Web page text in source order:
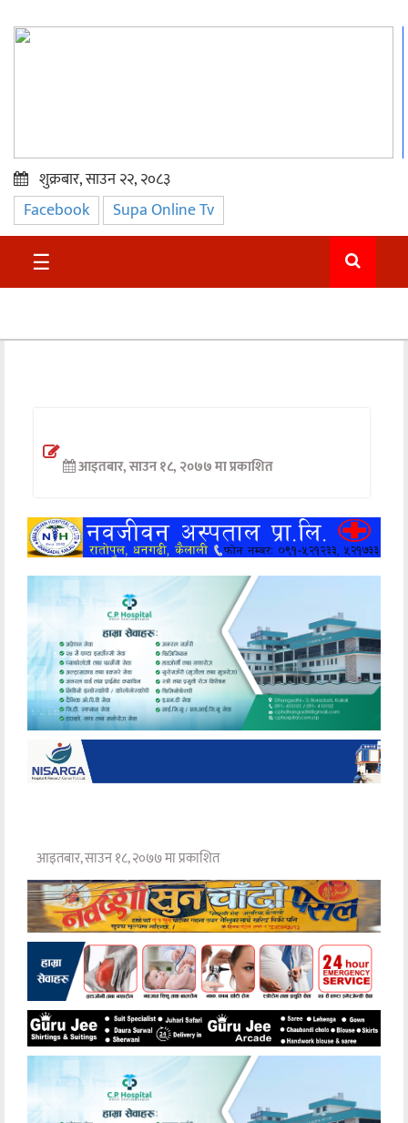
प्रमुख
समाचार
सुदुर
अन्तर्वार्ता
खेलकुद
मनोरञ्जन
अन्य
शुक्रबार, साउन २२, २०८३
Facebook Supa Online Tv
☰
आइतबार, साउन १८, २०७७ मा प्रकाशित
आइतबार, साउन १८, २०७७ मा प्रकाशित